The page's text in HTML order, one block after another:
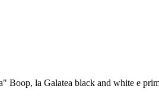
Boop, la Galatea black and white e